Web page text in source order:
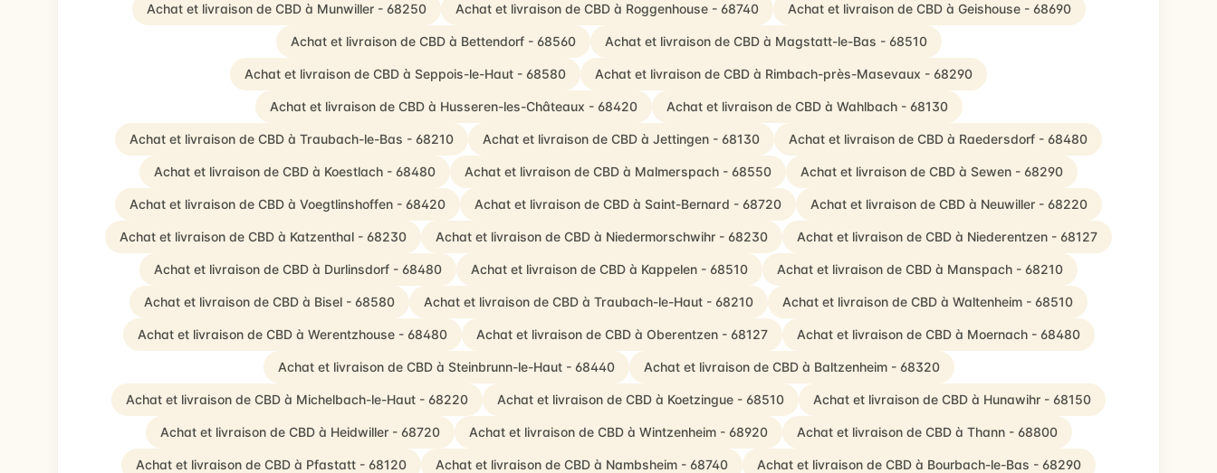
Achat et livraison de CBD à Munwiller - 68250 Achat et livraison de CBD à Roggenhouse - 68740 Achat et livraison de CBD à Geishouse - 68690
Achat et livraison de CBD à Bettendorf - 68560 Achat et livraison de CBD à Magstatt-le-Bas - 68510
Achat et livraison de CBD à Seppois-le-Haut - 68580 Achat et livraison de CBD à Rimbach-près-Masevaux - 68290
Achat et livraison de CBD à Husseren-les-Châteaux - 68420 Achat et livraison de CBD à Wahlbach - 68130
Achat et livraison de CBD à Traubach-le-Bas - 68210 Achat et livraison de CBD à Jettingen - 68130 Achat et livraison de CBD à Raedersdorf - 68480
Achat et livraison de CBD à Koestlach - 68480 Achat et livraison de CBD à Malmerspach - 68550 Achat et livraison de CBD à Sewen - 68290
Achat et livraison de CBD à Voegtlinshoffen - 68420 Achat et livraison de CBD à Saint-Bernard - 68720 Achat et livraison de CBD à Neuwiller - 68220
Achat et livraison de CBD à Katzenthal - 68230 Achat et livraison de CBD à Niedermorschwihr - 68230 Achat et livraison de CBD à Niederentzen - 68127
Achat et livraison de CBD à Durlinsdorf - 68480 Achat et livraison de CBD à Kappelen - 68510 Achat et livraison de CBD à Manspach - 68210
Achat et livraison de CBD à Bisel - 68580 Achat et livraison de CBD à Traubach-le-Haut - 68210 Achat et livraison de CBD à Waltenheim - 68510
Achat et livraison de CBD à Werentzhouse - 68480 Achat et livraison de CBD à Oberentzen - 68127 Achat et livraison de CBD à Moernach - 68480
Achat et livraison de CBD à Steinbrunn-le-Haut - 68440 Achat et livraison de CBD à Baltzenheim - 68320
Achat et livraison de CBD à Michelbach-le-Haut - 68220 Achat et livraison de CBD à Koetzingue - 68510 Achat et livraison de CBD à Hunawihr - 68150
Achat et livraison de CBD à Heidwiller - 68720 Achat et livraison de CBD à Wintzenheim - 68920 Achat et livraison de CBD à Thann - 68800
Achat et livraison de CBD à Pfastatt - 68120 Achat et livraison de CBD à Nambsheim - 68740 Achat et livraison de CBD à Bourbach-le-Bas - 68290